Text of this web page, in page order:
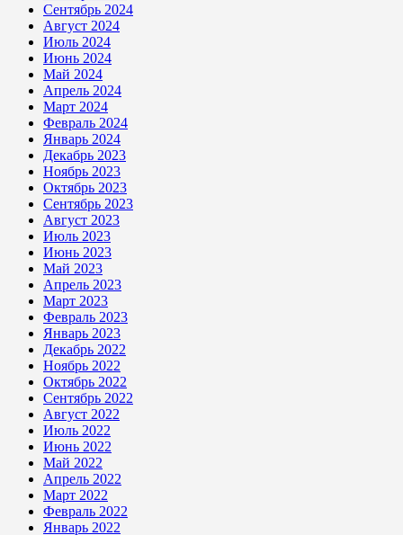
Сентябрь 2024
Август 2024
Июль 2024
Июнь 2024
Май 2024
Апрель 2024
Март 2024
Февраль 2024
Январь 2024
Декабрь 2023
Ноябрь 2023
Октябрь 2023
Сентябрь 2023
Август 2023
Июль 2023
Июнь 2023
Май 2023
Апрель 2023
Март 2023
Февраль 2023
Январь 2023
Декабрь 2022
Ноябрь 2022
Октябрь 2022
Сентябрь 2022
Август 2022
Июль 2022
Июнь 2022
Май 2022
Апрель 2022
Март 2022
Февраль 2022
Январь 2022